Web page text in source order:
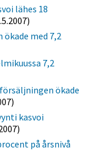
lähes 18
med 7,2
7,2
ökade
kasvoi
på årsnivå